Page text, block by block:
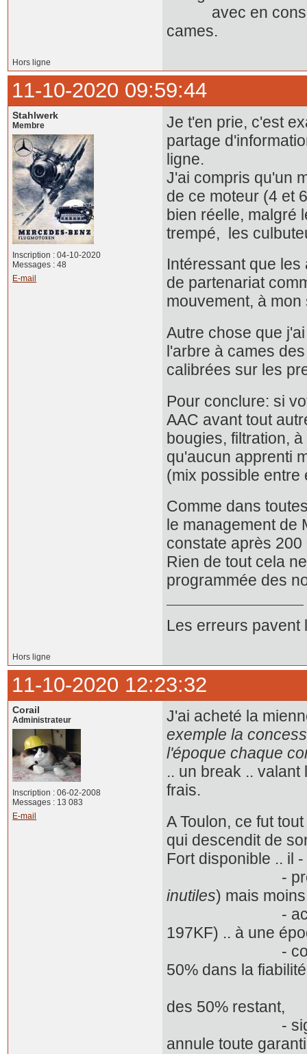
avec en
cames.
Hors ligne
11-10-2020 09:59:44
Stahlwerk
Membre
Inscription : 04-10-2020
Messages : 48
E-mail
Je t'en prie, c'est
partage
ligne.
J'ai compris qu'un
de ce moteur (4 et
bien réelle, malgré
trempé, les
Intéressant que
de partenariat
mouvement, à mon
Autre chose que
l'arbre à cames
calibrées sur les
Pour conclure: si
AAC avant tout
bougies, filtration,
qu'aucun apprenti
(mix possible entre
Comme dans
le management
constate après
Rien de tout cela
programmée des
Les erreurs pavent
Hors ligne
11-10-2020 12:23:32
Corail
Administrateur
Inscription : 06-02-2008
Messages : 13 083
E-mail
J'ai acheté la
exemple la
l'époque chaque
.. un break ..
frais.
A Toulon, ce fut
qui descendit de
Fort disponible .. il
- proposa
inutiles) mais
- accorda une
197KF) .. à une
- conseilla sur
50% dans la
des 50% restant,
- signala que
annule toute